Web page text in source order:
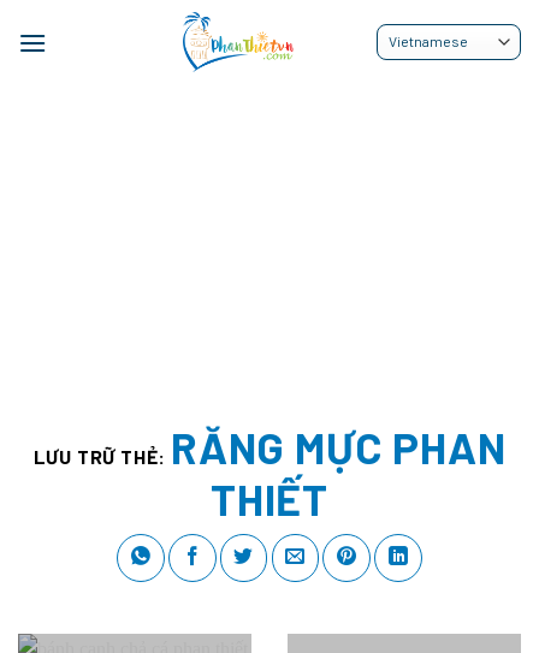
qua
LƯU TRỮ THẺ: RĂNG MỰC PHAN
THIẾT